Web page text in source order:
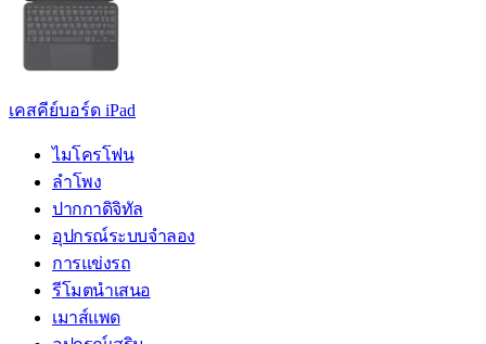
เคสคีย์บอร์ด iPad
ไมโครโฟน
ลำโพง
ปากกาดิจิทัล
อุปกรณ์ระบบจำลอง
การแข่งรถ
รีโมตนำเสนอ
เมาส์แพด